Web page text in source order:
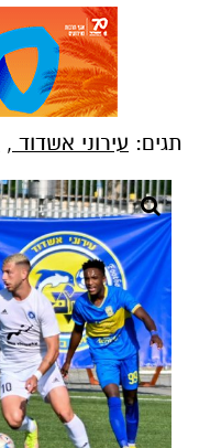
תגים: עירוני אשדוד ,